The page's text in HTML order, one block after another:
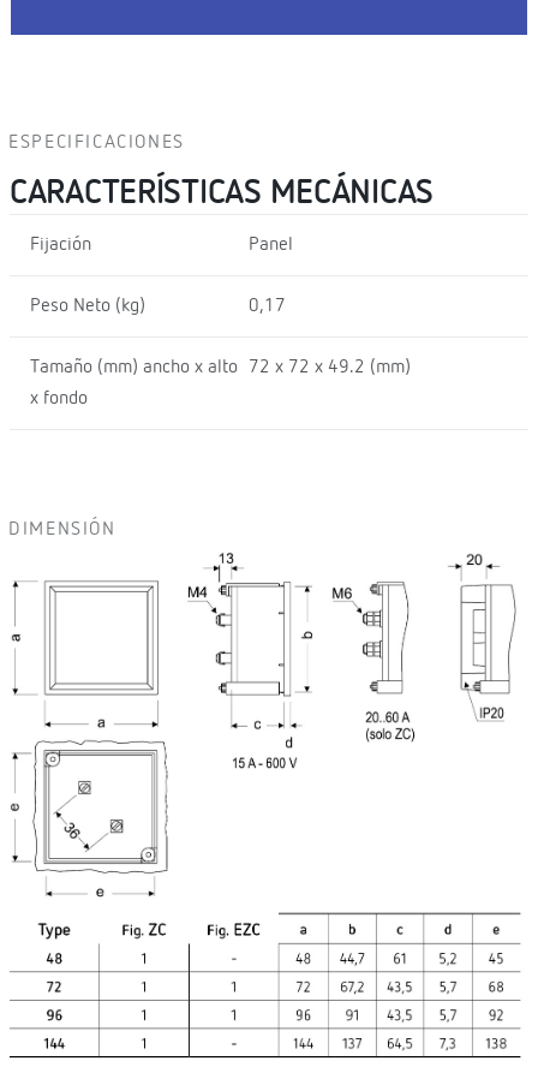
ESPECIFICACIONES
CARACTERÍSTICAS MECÁNICAS
Fijación Panel
Peso Neto (kg) 0,17
Tamaño (mm) ancho x alto
x fondo
72 x 72 x 49.2 (mm)
DIMENSIÓN